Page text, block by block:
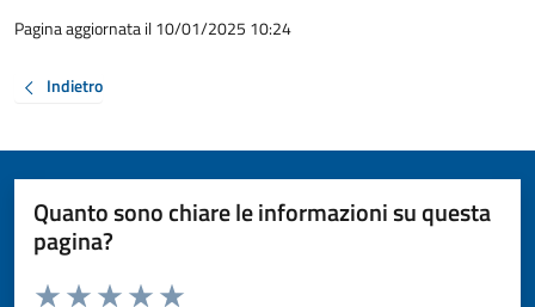
Pagina aggiornata il 10/01/2025 10:24
Indietro
Quanto sono chiare le informazioni su questa
pagina?
Valuta da 1 a 5 stelle la pagina